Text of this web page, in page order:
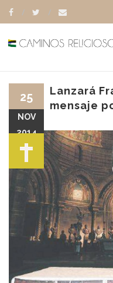
Lanzará
mensaje
25
NOV
2014